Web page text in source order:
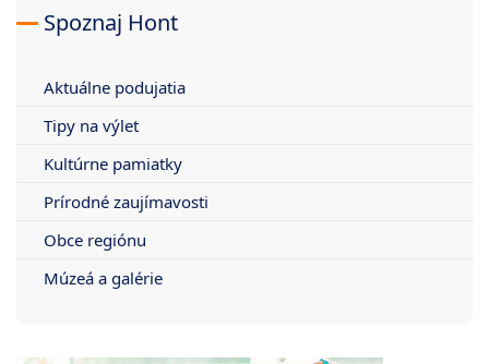
Spoznaj Hont
Aktuálne podujatia
Tipy na výlet
Kultúrne pamiatky
Prírodné zaujímavosti
Obce regiónu
Múzeá a galérie